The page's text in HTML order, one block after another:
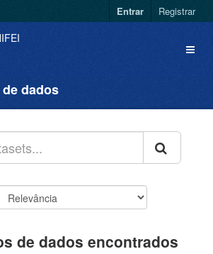
Entrar Registrar
dados
de dados encontrados